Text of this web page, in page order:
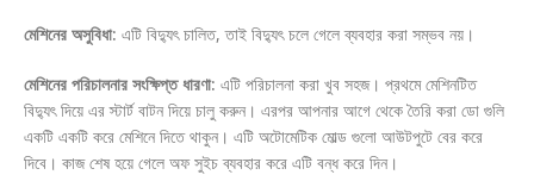
মেশিনের অসুবিধা: এটি বিদ্যুৎ চালিত, তাই বিদ্যুৎ চলে গেলে ব্যবহার করা সম্ভব নয়।
মেশিনের পরিচালনার সংক্ষিপ্ত ধারণা: এটি পরিচালনা করা খুব সহজ। প্রথমে মেশিনটিত
বিদ্যুৎ দিয়ে এর স্টার্ট বাটন দিয়ে চালু করুন। এরপর আপনার আগে থেকে তৈরি করা ডো গুলি
একটি একটি করে মেশিনে দিতে থাকুন। এটি অটোমেটিক মোল্ড গুলো আউটপুটে বের করে
দিবে। কাজ শেষ হয়ে গেলে অফ সুইচ ব্যবহার করে এটি বন্ধ করে দিন।